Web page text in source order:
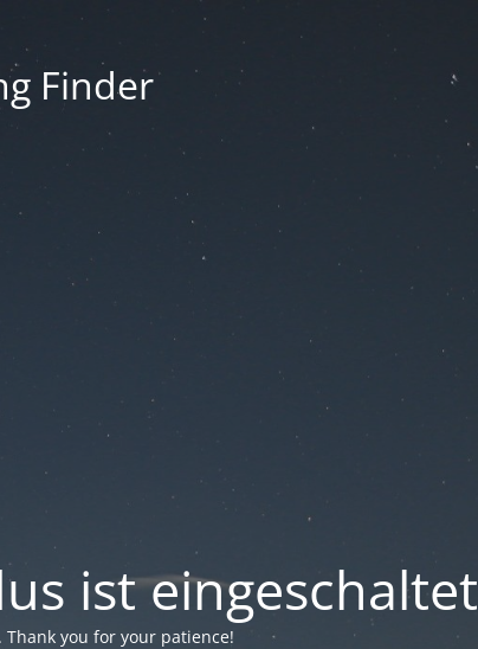
Finder
ist eingeschaltet
you for your patience!